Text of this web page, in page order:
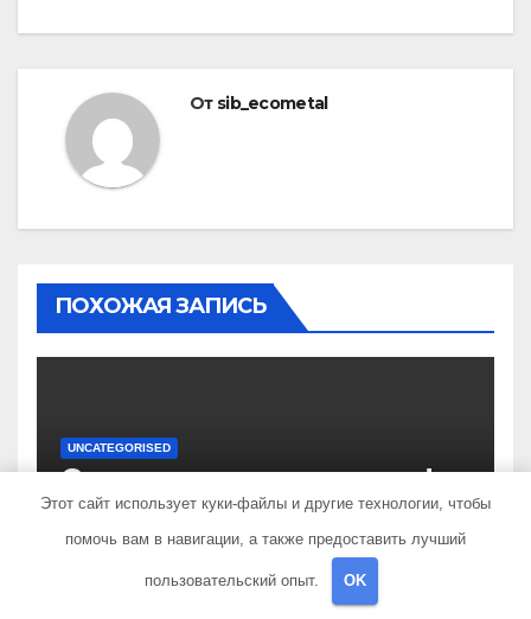
От sib_ecometal
ПОХОЖАЯ ЗАПИСЬ
UNCATEGORISED
Сенсационное открытие!
Узнайте подробности из
биографии и уникальные
достижения выдающегося
политолога Сосновского
SIB_ECOMETAL
Этот сайт использует куки-файлы и другие технологии, чтобы
помочь вам в навигации, а также предоставить лучший
пользовательский опыт. OK